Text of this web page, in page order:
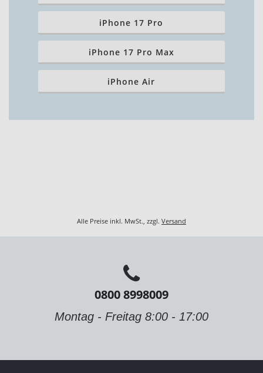
iPhone 17 Pro
iPhone 17 Pro Max
iPhone Air
Alle Preise inkl. MwSt., zzgl. Versand
0800 8998009
Montag - Freitag 8:00 - 17:00